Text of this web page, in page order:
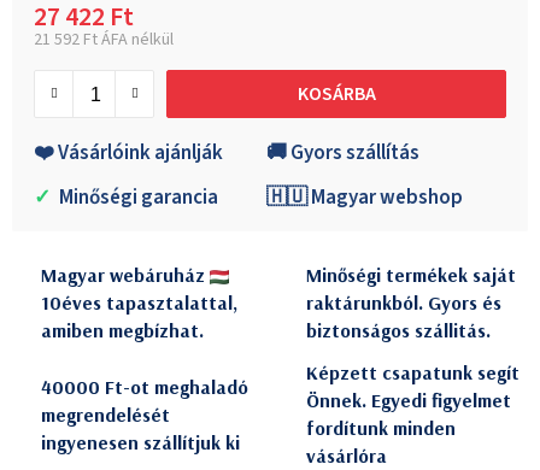
27 422 Ft
21 592 Ft ÁFA nélkül
KOSÁRBA
❤️ Vásárlóink ajánlják
🚚 Gyors szállítás
✓ Minőségi garancia 🇭🇺 Magyar webshop
Magyar webáruház
10éves tapasztalattal,
amiben megbízhat.
Minőségi termékek saját
raktárunkból. Gyors és
biztonságos szállitás.
40000 Ft-ot meghaladó
megrendelését
ingyenesen szállítjuk ki
Képzett csapatunk segít
Önnek. Egyedi figyelmet
fordítunk minden
vásárlóra